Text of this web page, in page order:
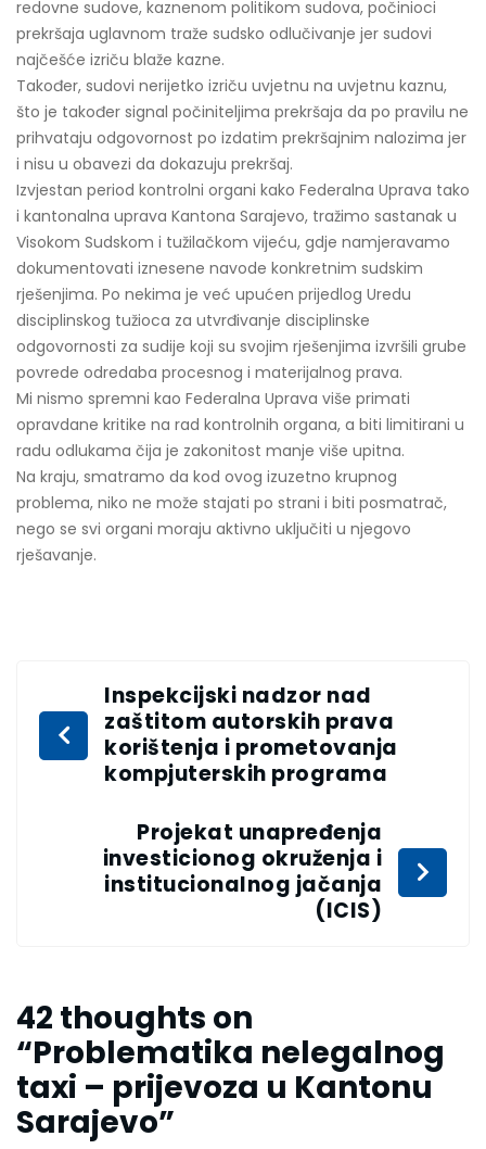
redovne sudove, kaznenom politikom sudova, počinioci
prekršaja uglavnom traže sudsko odlučivanje jer sudovi
najčešće izriču blaže kazne.
Također, sudovi nerijetko izriču uvjetnu na uvjetnu kaznu,
što je također signal počiniteljima prekršaja da po pravilu ne
prihvataju odgovornost po izdatim prekršajnim nalozima jer
i nisu u obavezi da dokazuju prekršaj.
Izvjestan period kontrolni organi kako Federalna Uprava tako
i kantonalna uprava Kantona Sarajevo, tražimo sastanak u
Visokom Sudskom i tužilačkom vijeću, gdje namjeravamo
dokumentovati iznesene navode konkretnim sudskim
rješenjima. Po nekima je već upućen prijedlog Uredu
disciplinskog tužioca za utvrđivanje disciplinske
odgovornosti za sudije koji su svojim rješenjima izvršili grube
povrede odredaba procesnog i materijalnog prava.
Mi nismo spremni kao Federalna Uprava više primati
opravdane kritike na rad kontrolnih organa, a biti limitirani u
radu odlukama čija je zakonitost manje više upitna.
Na kraju, smatramo da kod ovog izuzetno krupnog
problema, niko ne može stajati po strani i biti posmatrač,
nego se svi organi moraju aktivno uključiti u njegovo
rješavanje.
Inspekcijski nadzor nad
zaštitom autorskih prava
korištenja i prometovanja
kompjuterskih programa
Projekat unapređenja
investicionog okruženja i
institucionalnog jačanja
(ICIS)
42 thoughts on
“Problematika nelegalnog
taxi – prijevoza u Kantonu
Sarajevo”